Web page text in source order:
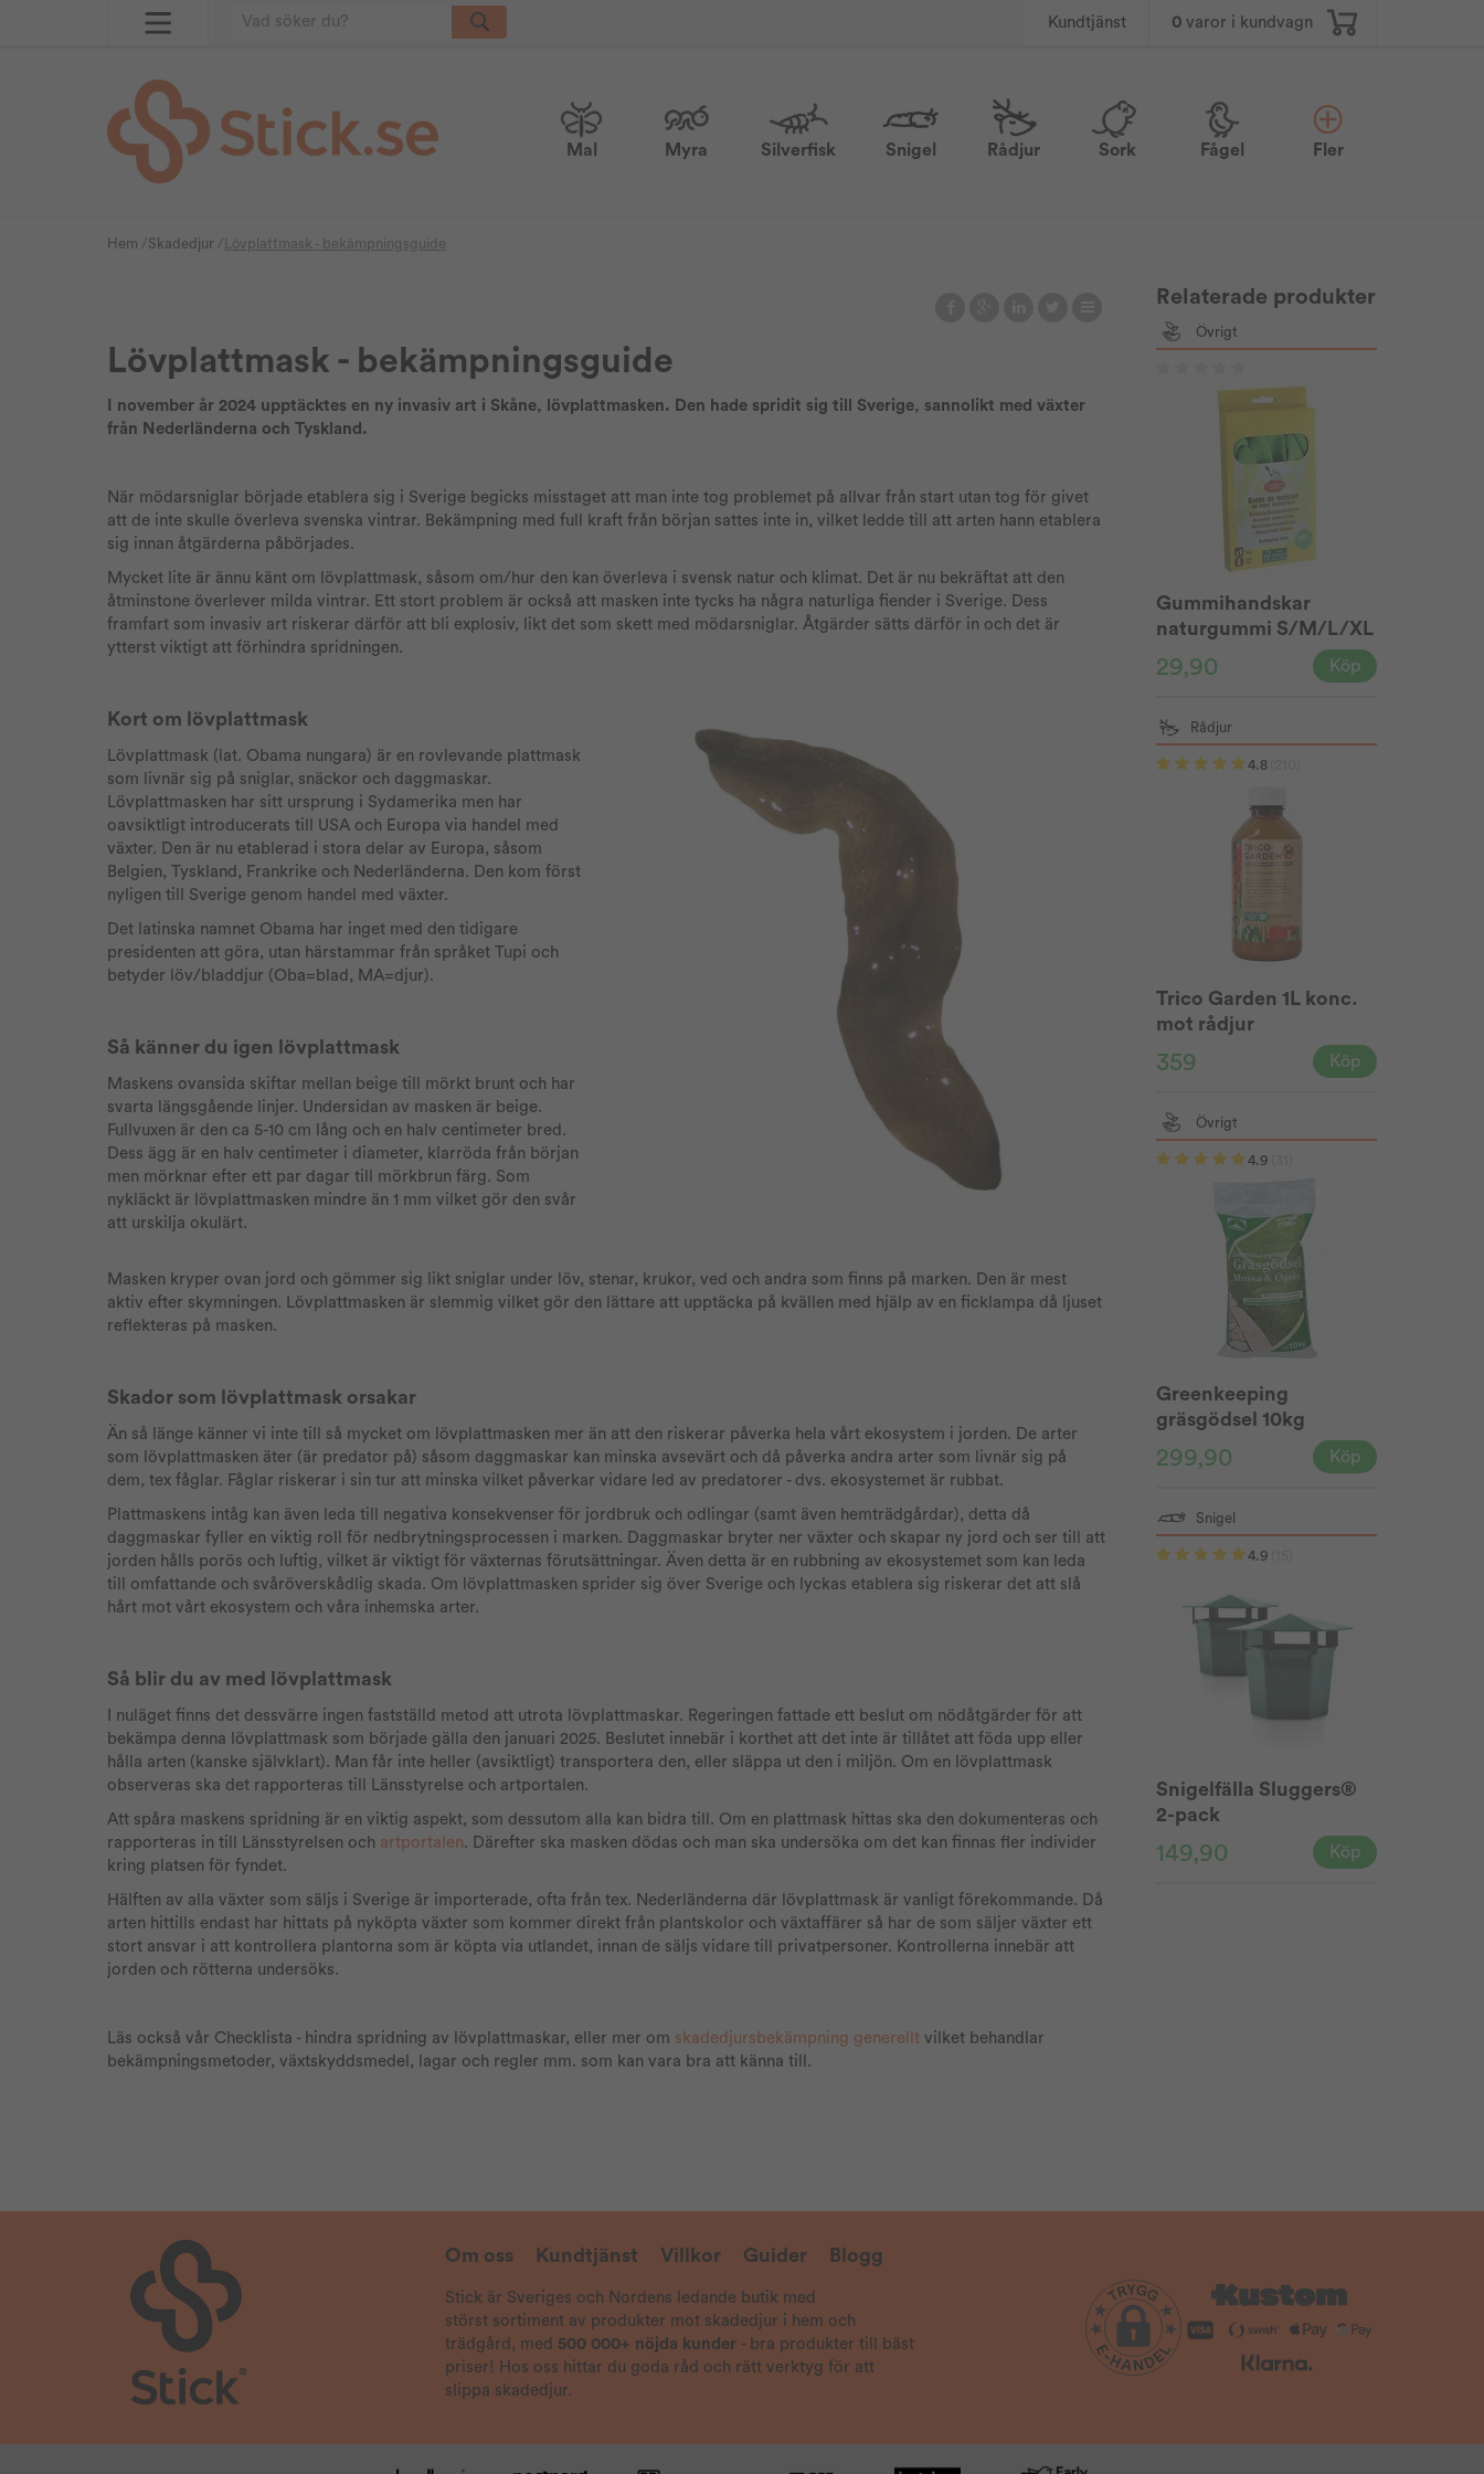
Kundtjänst 0 varor i kundvagn
Mal Myra Silverfisk Snigel Rådjur Sork Fågel Fler
Hem /Skadedjur / Lövplattmask - bekämpningsguide
Relaterade produkter
Övrigt
Gummihandskar
naturgummi S/M/L/XL
29,90 Köp
Rådjur
4.8
Trico Garden 1L konc.
mot rådjur
359 Köp
Övrigt
4.9
Greenkeeping
gräsgödsel 10kg
299,90 Köp
Snigel
4.9
Snigelfälla Sluggers®
2-pack
149,90 Köp
Lövplattmask - bekämpningsguide
I november år 2024 upptäcktes en ny invasiv art i Skåne, lövplattmasken. Den hade spridit sig till Sverige, sannolikt med växter
från Nederländerna och Tyskland.
När mödarsniglar började etablera sig i Sverige begicks misstaget att man inte tog problemet på allvar från start utan tog för givet
att de inte skulle överleva svenska vintrar. Bekämpning med full kraft från början sattes inte in, vilket ledde till att arten hann etablera
sig innan åtgärderna påbörjades.
Mycket lite är ännu känt om lövplattmask, såsom om/hur den kan överleva i svensk natur och klimat. Det är nu bekräftat att den
åtminstone överlever milda vintrar. Ett stort problem är också att masken inte tycks ha några naturliga fiender i Sverige. Dess
framfart som invasiv art riskerar därför att bli explosiv, likt det som skett med mödarsniglar. Åtgärder sätts därför in och det är
ytterst viktigt att förhindra spridningen.
Kort om lövplattmask
Lövplattmask (lat. Obama nungara) är en rovlevande plattmask
som livnär sig på sniglar, snäckor och daggmaskar.
Lövplattmasken har sitt ursprung i Sydamerika men har
oavsiktligt introducerats till USA och Europa via handel med
växter. Den är nu etablerad i stora delar av Europa, såsom
Belgien, Tyskland, Frankrike och Nederländerna. Den kom först
nyligen till Sverige genom handel med växter.
Det latinska namnet Obama har inget med den tidigare
presidenten att göra, utan härstammar från språket Tupi och
betyder löv/bladdjur (Oba=blad, MA=djur).
Så känner du igen lövplattmask
Maskens ovansida skiftar mellan beige till mörkt brunt och har
svarta längsgående linjer. Undersidan av masken är beige.
Fullvuxen är den ca 5-10 cm lång och en halv centimeter bred.
Dess ägg är en halv centimeter i diameter, klarröda från början
men mörknar efter ett par dagar till mörkbrun färg. Som
nykläckt är lövplattmasken mindre än 1 mm vilket gör den svår
att urskilja okulärt.
Masken kryper ovan jord och gömmer sig likt sniglar under löv, stenar, krukor, ved och andra som finns på marken. Den är mest
aktiv efter skymningen. Lövplattmasken är slemmig vilket gör den lättare att upptäcka på kvällen med hjälp av en ficklampa då ljuset
reflekteras på masken.
Skador som lövplattmask orsakar
Än så länge känner vi inte till så mycket om lövplattmasken mer än att den riskerar påverka hela vårt ekosystem i jorden. De arter
som lövplattmasken äter (är predator på) såsom daggmaskar kan minska avsevärt och då påverka andra arter som livnär sig på
dem, tex fåglar. Fåglar riskerar i sin tur att minska vilket påverkar vidare led av predatorer - dvs. ekosystemet är rubbat.
Plattmaskens intåg kan även leda till negativa konsekvenser för jordbruk och odlingar (samt även hemträdgårdar), detta då
daggmaskar fyller en viktig roll för nedbrytningsprocessen i marken. Daggmaskar bryter ner växter och skapar ny jord och ser till att
jorden hålls porös och luftig, vilket är viktigt för växternas förutsättningar. Även detta är en rubbning av ekosystemet som kan leda
till omfattande och svåröverskådlig skada. Om lövplattmasken sprider sig över Sverige och lyckas etablera sig riskerar det att slå
hårt mot vårt ekosystem och våra inhemska arter.
Så blir du av med lövplattmask
I nuläget finns det dessvärre ingen fastställd metod att utrota lövplattmaskar. Regeringen fattade ett beslut om nödåtgärder för att
bekämpa denna lövplattmask som började gälla den januari 2025. Beslutet innebär i korthet att det inte är tillåtet att föda upp eller
hålla arten (kanske självklart). Man får inte heller (avsiktligt) transportera den, eller släppa ut den i miljön. Om en lövplattmask
observeras ska det rapporteras till Länsstyrelse och artportalen.
Att spåra maskens spridning är en viktig aspekt, som dessutom alla kan bidra till. Om en plattmask hittas ska den dokumenteras och
rapporteras in till Länsstyrelsen och artportalen. Därefter ska masken dödas och man ska undersöka om det kan finnas fler individer
kring platsen för fyndet.
Hälften av alla växter som säljs i Sverige är importerade, ofta från tex. Nederländerna där lövplattmask är vanligt förekommande. Då
arten hittills endast har hittats på nyköpta växter som kommer direkt från plantskolor och växtaffärer så har de som säljer växter ett
stort ansvar i att kontrollera plantorna som är köpta via utlandet, innan de säljs vidare till privatpersoner. Kontrollerna innebär att
jorden och rötterna undersöks.
Läs också vår Checklista - hindra spridning av lövplattmaskar, eller mer om skadedjursbekämpning generellt vilket behandlar
bekämpningsmetoder, växtskyddsmedel, lagar och regler mm. som kan vara bra att känna till.
Om oss Kundtjänst Villkor Guider Blogg
Stick är Sveriges och Nordens ledande butik med
störst sortiment av produkter mot skadedjur i hem och
trädgård, med 500 000+ nöjda kunder- bra produkter till bäst
priser! Hos oss hittar du goda råd och rätt verktyg för att
slippa skadedjur.